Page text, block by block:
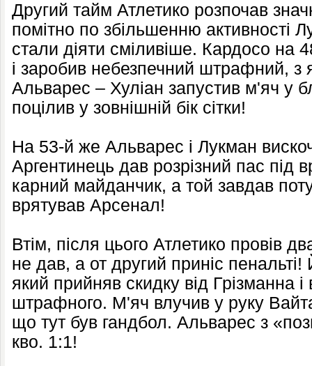
Другий тайм Атлетико розпочав
помітно по збільшенню активності
стали діяти сміливіше. Кардосо на
і заробив небезпечний штрафний, з
Альварес – Хуліан запустив м'яч у
поцілив у зовнішній бік сітки!
На 53-й же Альварес і Лукман
Аргентинець дав розрізний пас під
карний майданчик, а той завдав
врятував Арсенал!
Втім, після цього Атлетико провів
не дав, а от другий приніс
який прийняв скидку від Грізманна і
штрафного. М'яч влучив у руку
що тут був гандбол. Альварес з
кво. 1:1!